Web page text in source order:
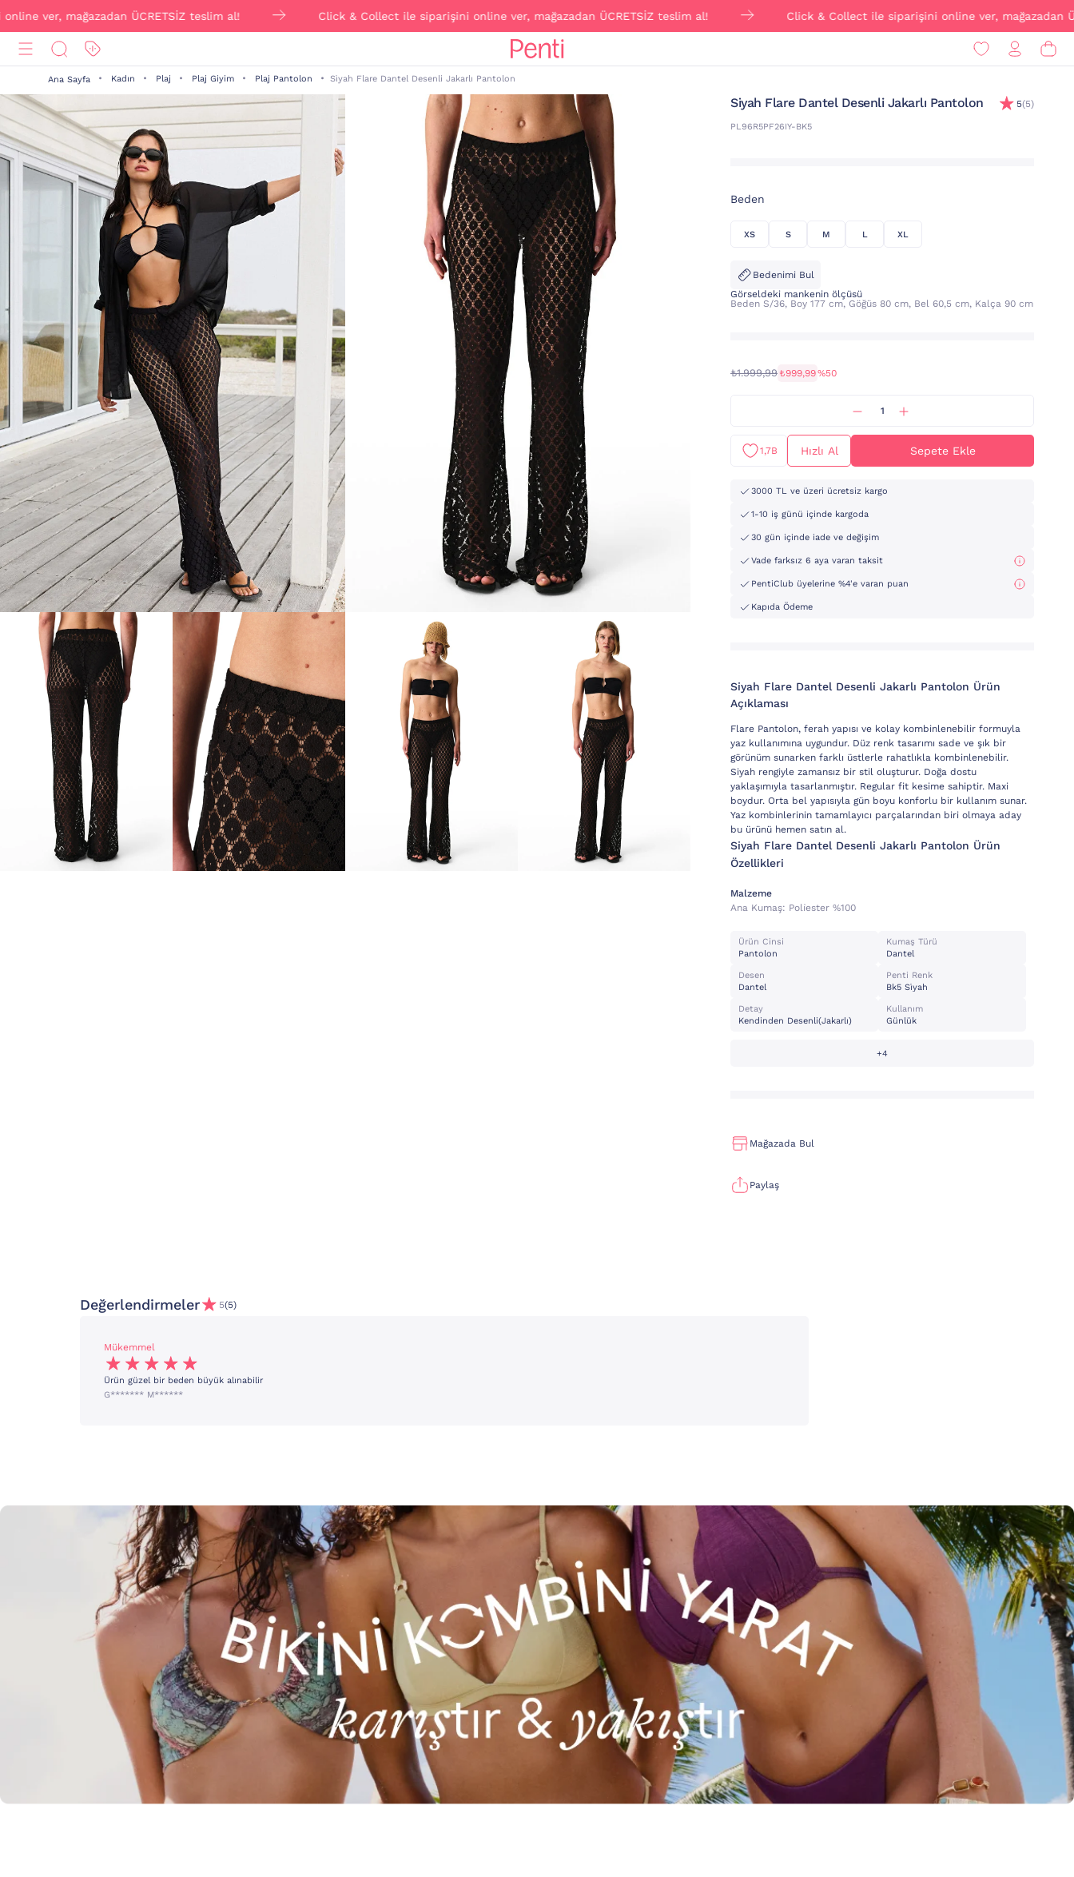
mağazadan ÜCRETSİZ teslim al! Click & Collect ile siparişini online ver, mağazadan ÜCRETSİZ teslim al! Click & Collect ile siparişini online ver, mağazadan
Ana Sayfa Kadın Plaj Plaj Giyim Plaj Pantolon Si̇yah Flare Dantel Desenli Jakarlı Pantolon
Si̇yah Flare Dantel Desenli Jakarlı Pantolon
PL96R5PF26IY-BK5
5(5)
Beden
XS S M L XL
Bedenimi Bul
Görseldeki mankenin ölçüsü
Beden S/36, Boy 177 cm, Göğüs 80 cm, Bel 60,5 cm, Kalça 90 cm
₺1.999,99 ₺999,99%50
1,7B Hızlı Al Sepete Ekle
3000 TL ve üzeri ücretsiz kargo
1-10 iş günü içinde kargoda
30 gün içinde iade ve değişim
Vade farksız 6 aya varan taksit
PentiClub üyelerine %4'e varan puan
Kapıda Ödeme
Si̇yah Flare Dantel Desenli Jakarlı Pantolon Ürün
Açıklaması
Flare Pantolon, ferah yapısı ve kolay kombinlenebilir formuyla
yaz kullanımına uygundur. Düz renk tasarımı sade ve şık bir
görünüm sunarken farklı üstlerle rahatlıkla kombinlenebilir.
Siyah rengiyle zamansız bir stil oluşturur. Doğa dostu
yaklaşımıyla tasarlanmıştır. Regular fit kesime sahiptir. Maxi
boydur. Orta bel yapısıyla gün boyu konforlu bir kullanım sunar.
Yaz kombinlerinin tamamlayıcı parçalarından biri olmaya aday
bu ürünü hemen satın al.
Si̇yah Flare Dantel Desenli Jakarlı Pantolon Ürün
Özellikleri
Malzeme
Ana Kumaş: Poli̇ester %100
Ürün Cinsi
Pantolon
Kumaş Türü
Dantel
Desen
Dantel
Penti Renk
Bk5 Si̇yah
Detay
Kendinden Desenli(jakarlı)
Kullanım
Günlük
+4
Mağazada Bul
Paylaş
Değerlendirmeler 5(5)
Mükemmel
Ürün güzel bir beden büyük alınabilir
G******* M******